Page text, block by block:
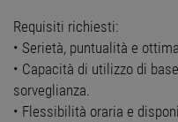
Requisiti richiesti:
• Serietà, puntualità e
• Capacità di utilizzo di
sorveglianza.
• Flessibilità oraria e